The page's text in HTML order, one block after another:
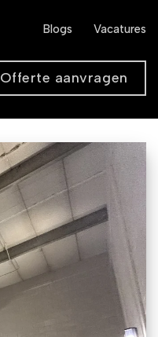
Blogs Vacatures
Offerte aanvragen